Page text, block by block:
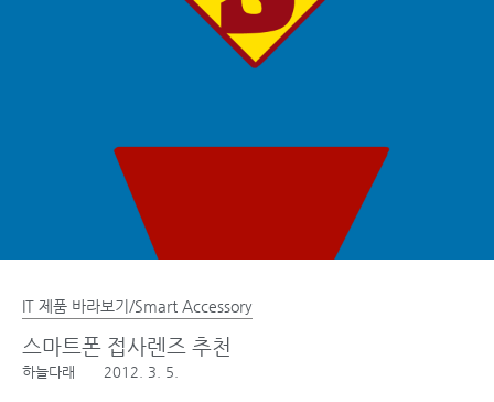
IT 제품 바라보기/Smart Accessory
스마트폰 접사렌즈 추천
하늘다래 2012. 3. 5.